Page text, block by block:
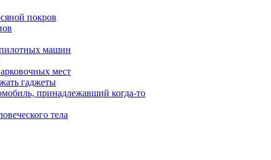
покров
машин
мест
гаджеты
принадлежавший когда-то
тела